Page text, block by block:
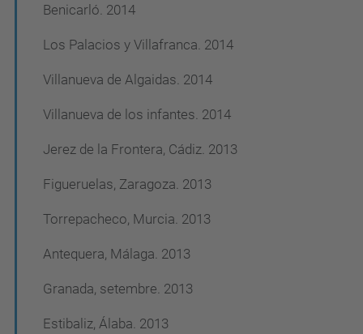
Benicarló. 2014
Los Palacios y Villafranca. 2014
Villanueva de Algaidas. 2014
Villanueva de los infantes. 2014
Jerez de la Frontera, Cádiz. 2013
Figueruelas, Zaragoza. 2013
Torrepacheco, Murcia. 2013
Antequera, Málaga. 2013
Granada, setembre. 2013
Estibaliz, Álaba. 2013